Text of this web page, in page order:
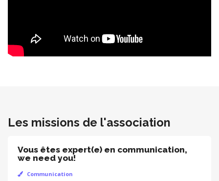
Les missions de l'association
Vous êtes expert(e) en communication,
we need you!
Communication